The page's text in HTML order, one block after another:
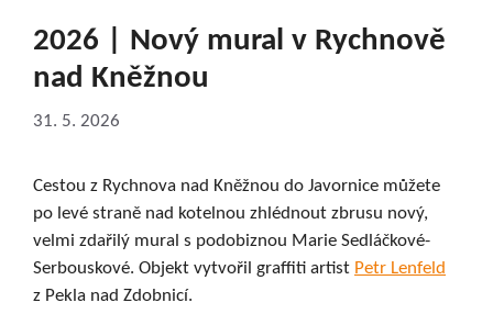
2026 | Nový mural v Rychnově
nad Kněžnou
31. 5. 2026
Cestou z Rychnova nad Kněžnou do Javornice můžete
po levé straně nad kotelnou zhlédnout zbrusu nový,
velmi zdařilý mural s podobiznou Marie Sedláčkové-
Serbouskové. Objekt vytvořil graffiti artist Petr Lenfeld
z Pekla nad Zdobnicí.